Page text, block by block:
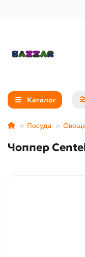
Каталог
Посуда
Чоппер